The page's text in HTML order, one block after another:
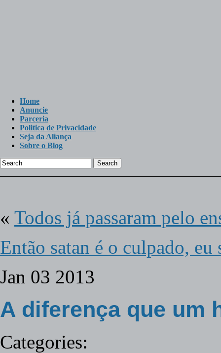
Home
Anuncie
Parceria
Politica de Privacidade
Seja da Aliança
Sobre o Blog
Search
« Todos já passaram pelo
Então satan é o culpado, eu
Jan 03 2013
A diferença que um
Categories: